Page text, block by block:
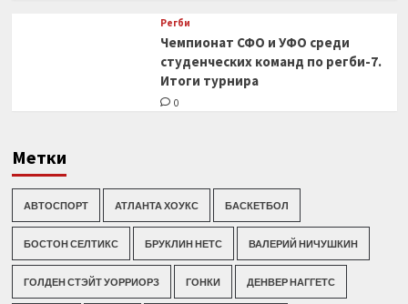
Регби
Чемпионат СФО и УФО среди
студенческих команд по регби-7.
Итоги турнира
0
Метки
АВТОСПОРТ АТЛАНТА ХОУКС БАСКЕТБОЛ
БОСТОН СЕЛТИКС БРУКЛИН НЕТС ВАЛЕРИЙ НИЧУШКИН
ГОЛДЕН СТЭЙТ УОРРИОРЗ ГОНКИ ДЕНВЕР НАГГЕТС